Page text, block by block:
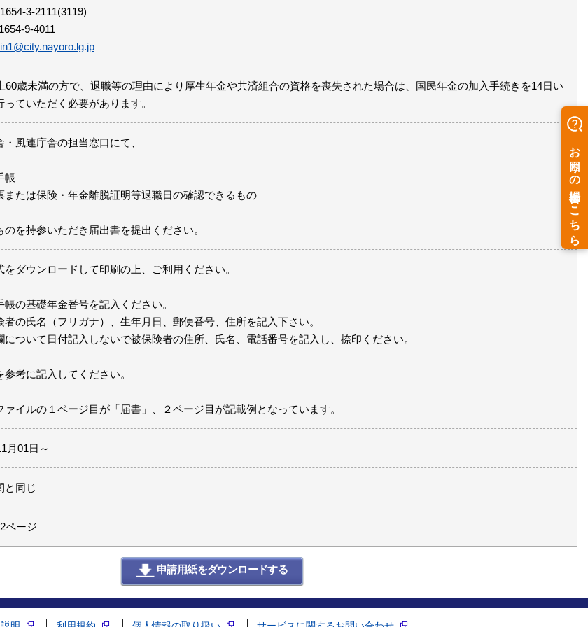
3-2111(3119)
9-4011
60歳未満の方で、退職等の理由により厚生年金や共済組合の資格を喪失された場合は、国民年金の加入手続きを14日い
っていただく必要があります。
・風連庁舎の担当窓口にて、
帳
たは保険・年金離脱証明等退職日の確認できるもの
のを持参いただき届出書を提出ください。
をダウンロードして印刷の上、ご利用ください。
の基礎年金番号を記入ください。
の氏名（フリガナ）、生年月日、郵便番号、住所を記入下さい。
ついて日付記入しないで被保険者の住所、氏名、電話番号を記入し、捺印ください。
参考に記入してください。
イルの１ページ目が「届書」、２ページ目が記載例となっています。
月01日～
と同じ
ページ
申請用紙をダウンロードする